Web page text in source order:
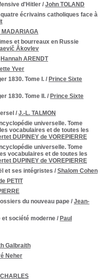
d'Hitler / John TOLAND
écrivains catholiques face à
et bourreaux en Russie
Âkovlev
Hannah ARENDT
Yver
1830. Tome I. / Prince Sixte
1830. Tome II. / Prince Sixte
/ J.-L. TALMON
universelle. Tome
vocabulaires et de toutes les
DUPINEY de VOREPIERRE
universelle. Tome
vocabulaires et de toutes les
DUPINEY de VOREPIERRE
et ses intégristes / Shalom Cohen
PETIT
du nouveau pape / Jean-
et société moderne / Paul
Galbraith
Neher